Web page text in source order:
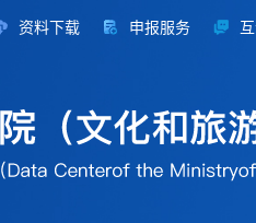
资料下载 申报服务